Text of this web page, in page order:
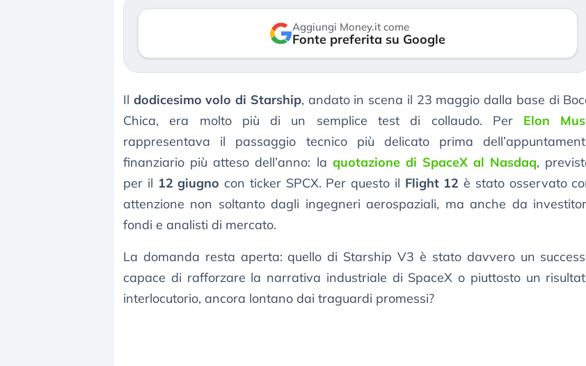
Aggiungi Money.it come
Fonte preferita su Google
Il dodicesimo volo di Starship, andato in scena il 23 maggio dalla base di
Chica, era molto più di un semplice test di collaudo. Per Elon
rappresentava il passaggio tecnico più delicato prima
finanziario più atteso dell’anno: la quotazione di SpaceX al Nasdaq,
per il 12 giugno con ticker SPCX. Per questo il Flight 12 è stato osservato
attenzione non soltanto dagli ingegneri aerospaziali, ma anche da
fondi e analisti di mercato.
La domanda resta aperta: quello di Starship V3 è stato davvero un
capace di rafforzare la narrativa industriale di SpaceX o piuttosto un
interlocutorio, ancora lontano dai traguardi promessi?
reale. (…)
24 luglio 2026